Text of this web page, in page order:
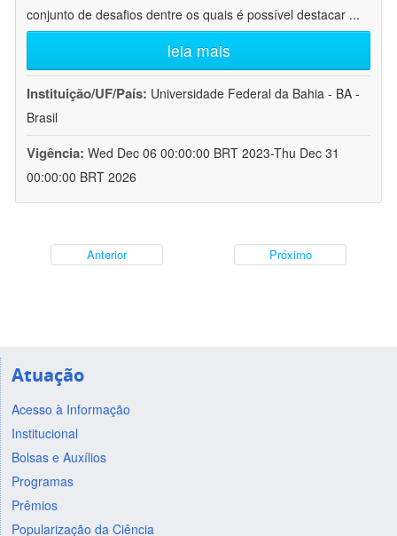
conjunto de desafios dentre os quais é possível destacar ...
leia mais
Instituição/UF/País: Universidade Federal da Bahia - BA -
Brasil
Vigência: Wed Dec 06 00:00:00 BRT 2023-Thu Dec 31
00:00:00 BRT 2026
Anterior Próximo
Atuação
Acesso à Informação
Institucional
Bolsas e Auxílios
Programas
Prêmios
Popularização da Ciência